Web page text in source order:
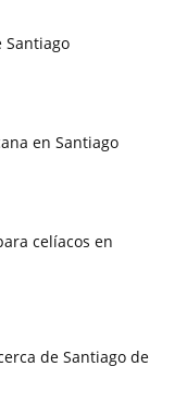
Santiago
en Santiago
celíacos en
de Santiago de